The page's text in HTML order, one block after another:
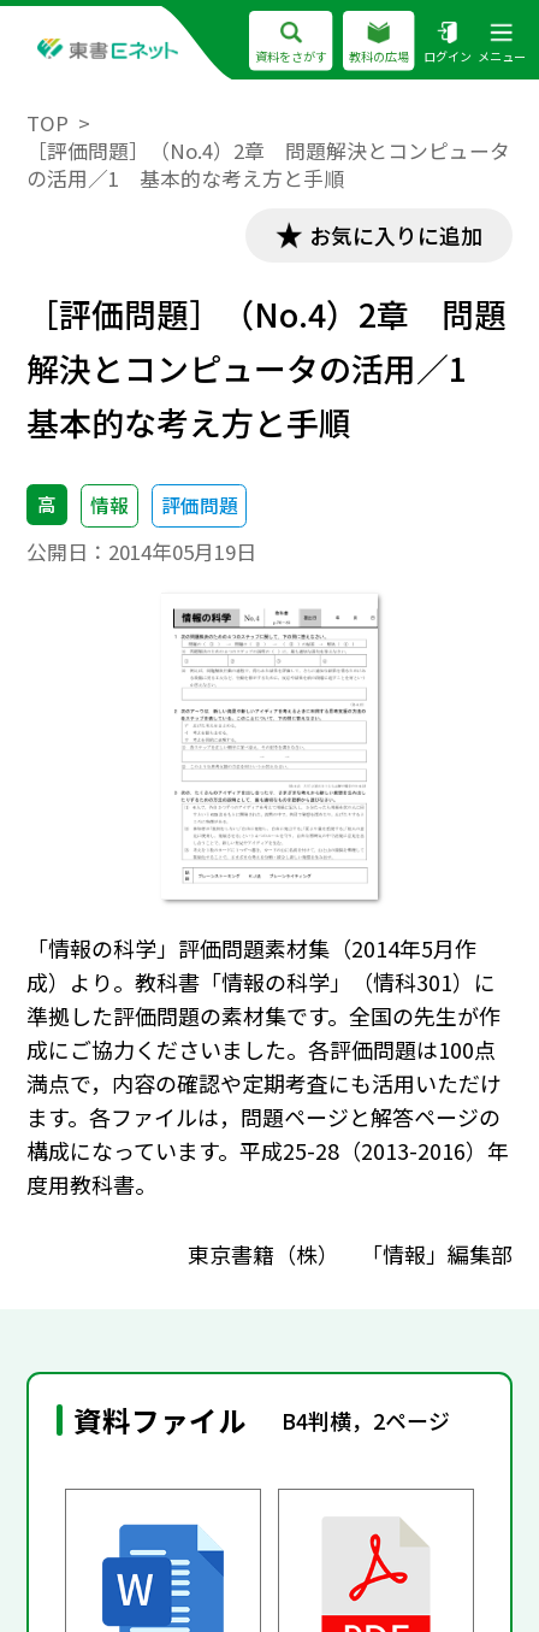
資料をさがす 教科の広場 ログイン メニュー
TOP
［評価問題］（No.4）2章 問題解決とコンピュータ
の活用／1 基本的な考え方と手順
お気に入りに追加
［評価問題］（No.4）2章 問題
解決とコンピュータの活用／1
基本的な考え方と手順
高 情報 評価問題
公開日： 2014年05月19日
「情報の科学」評価問題素材集（2014年5月作
成）より。教科書「情報の科学」（情科301）に
準拠した評価問題の素材集です。全国の先生が作
成にご協力くださいました。各評価問題は100点
満点で，内容の確認や定期考査にも活用いただけ
ます。各ファイルは，問題ページと解答ページの
構成になっています。平成25-28（2013-2016）年
度用教科書。
東京書籍（株） 「情報」編集部
資料ファイル B4判横，2ページ